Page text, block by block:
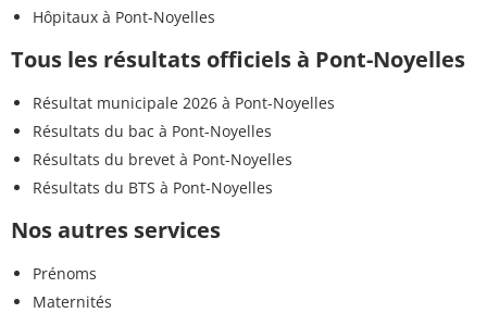
Hôpitaux à Pont-Noyelles
Tous les résultats officiels à Pont-Noyelles
Résultat municipale 2026 à Pont-Noyelles
Résultats du bac à Pont-Noyelles
Résultats du brevet à Pont-Noyelles
Résultats du BTS à Pont-Noyelles
Nos autres services
Prénoms
Maternités